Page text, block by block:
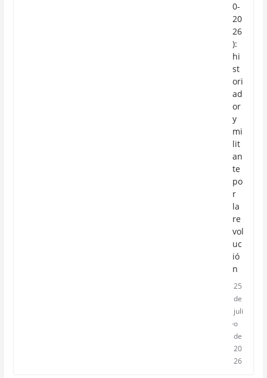
0-
20
26
):
hi
st
ori
ad
or
y
mi
lit
an
te
po
r
la
re
vol
uc
ió
n
25
de
juli
o
de
20
26